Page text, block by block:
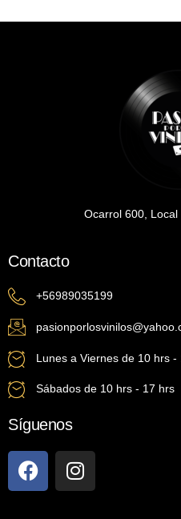
Ocarrol 600,
Contacto
+56989035199
Lunes a Viernes de 10 hrs
Sábados de 10 hrs - 17 hrs
Síguenos